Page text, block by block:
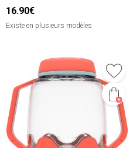
16.90€
Existe en plusieurs modèles